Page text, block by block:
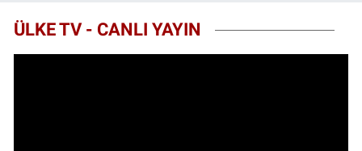
ÜLKE TV - CANLI YAYIN